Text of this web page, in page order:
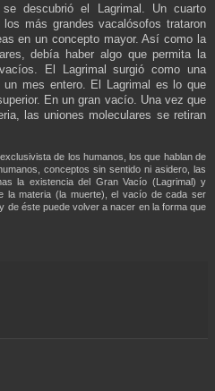
descubrió el Lagrimal. Un cuarto
más grandes vacalósofos trataron
en un concepto mayor. Así como la
debía haber algo que permita la
El Lagrimal surgió como una
mes entero. El Lagrimal es lo que
En un gran vacío. Una vez que
las uniones moleculares se retiran
de los humanos, los que hablan de
conceptos sin sentido ni asidero, las
la existencia del Gran Vacío (Lagrimal) y
la materia (la muerte), el vacío de cada ser
de éste puede volver a nacer en la forma que